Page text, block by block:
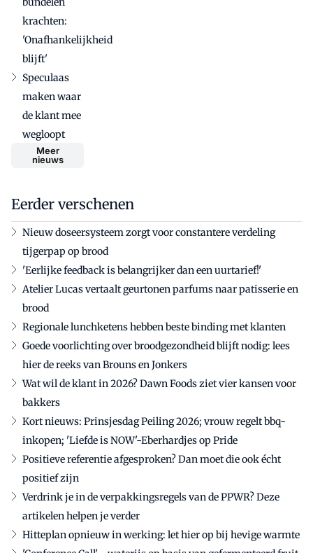
krachten:
'Onafhankelijkheid
blijft'
Speculaas
maken waar
de klant mee
wegloopt
Meer
nieuws
Eerder verschenen
Nieuw doseersysteem zorgt voor constantere verdeling
tijgerpap op brood
'Eerlijke feedback is belangrijker dan een uurtarief!'
Atelier Lucas vertaalt geurtonen parfums naar patisserie en
brood
Regionale lunchketens hebben beste binding met klanten
Goede voorlichting over broodgezondheid blijft nodig: lees
hier de reeks van Brouns en Jonkers
Wat wil de klant in 2026? Dawn Foods ziet vier kansen voor
bakkers
Kort nieuws: Prinsjesdag Peiling 2026; vrouw regelt bbq-
inkopen; 'Liefde is NOW'-Eberhardjes op Pride
Positieve referentie afgesproken? Dan moet die ook écht
positief zijn
Verdrink je in de verpakkingsregels van de PPWR? Deze
artikelen helpen je verder
Hitteplan opnieuw in werking: let hier op bij hevige warmte